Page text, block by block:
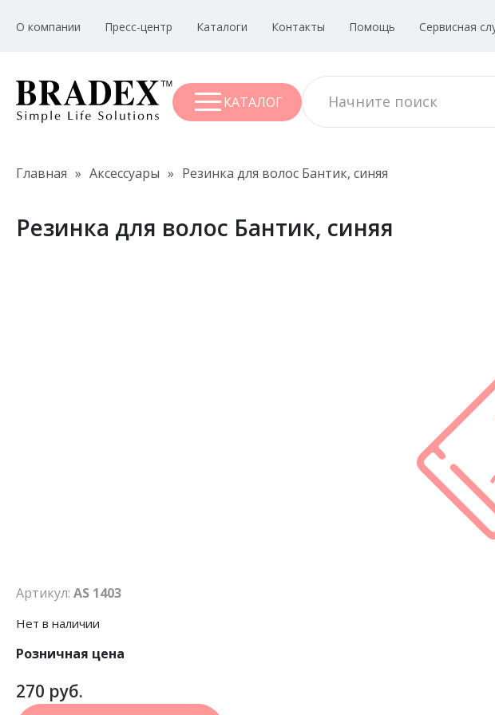
О компании Пресс-центр Каталоги Контакты Помощь Сервисная
КАТАЛОГ
Главная » Аксессуары » Резинка для волос Бантик, синяя
Резинка для волос Бантик, синяя
Артикул: AS 1403
Нет в наличии
Розничная цена
270 руб.